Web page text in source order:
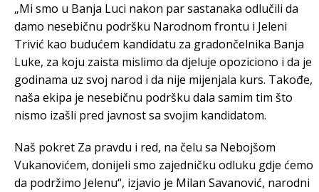
„Mi smo u Banja Luci nakon par sastanaka odlučili da
damo nesebičnu podršku Narodnom frontu i Jeleni
Trivić kao budućem kandidatu za gradončelnika Banja
Luke, za koju zaista mislimo da djeluje opoziciono i da je
godinama uz svoj narod i da nije mijenjala kurs. Takođe,
naša ekipa je nesebičnu podršku dala samim tim što
nismo izašli pred javnost sa svojim kandidatom.
Naš pokret Za pravdu i red, na čelu sa Nebojšom
Vukanovićem, donijeli smo zajedničku odluku gdje ćemo
da podržimo Jelenu“, izjavio je Milan Savanović, narodni